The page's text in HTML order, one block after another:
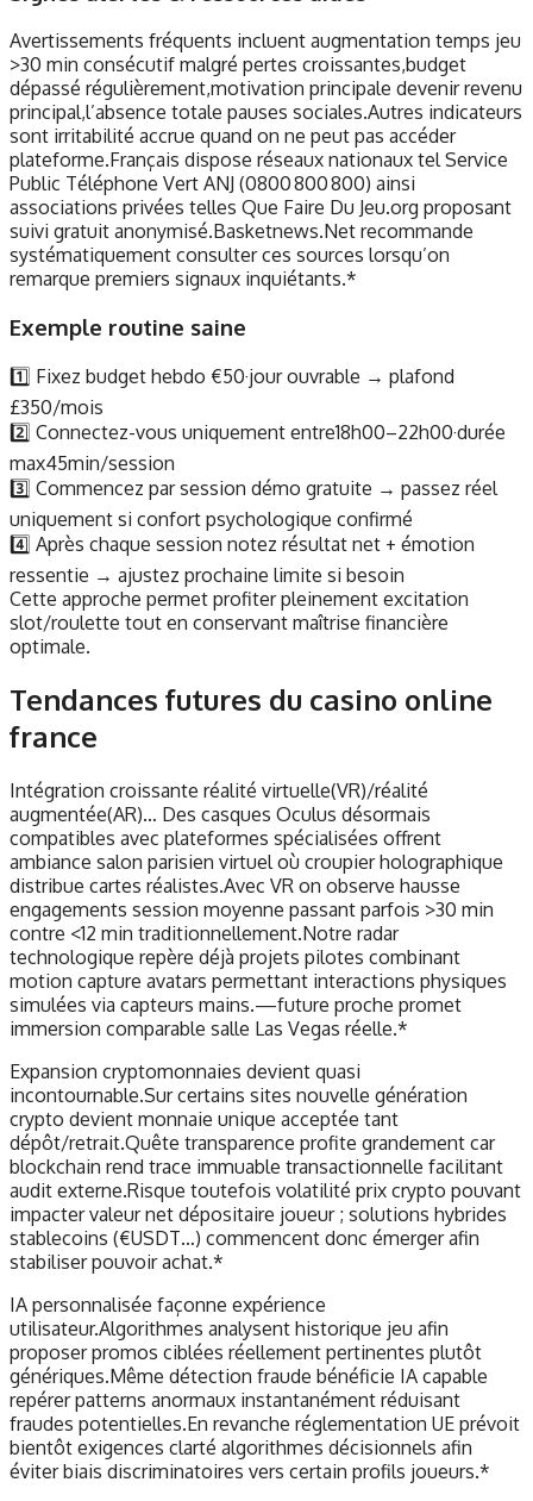
Avertissements fréquents incluent augmentation temps jeu
>30 min consécutif malgré pertes croissantes,budget
dépassé régulièrement,motivation principale devenir revenu
principal,l’absence totale pauses sociales.Autres indicateurs
sont irritabilité accrue quand on ne peut pas accéder
plateforme.Français dispose réseaux nationaux tel Service
Public Téléphone Vert ANJ (0800 800 800) ainsi
associations privées telles Que Faire Du Jeu.org proposant
suivi gratuit anonymisé.Basketnews.Net recommande
systématiquement consulter ces sources lorsqu’on
remarque premiers signaux inquiétants.*
Exemple routine saine
1️⃣ Fixez budget hebdo €50·jour ouvrable → plafond
£350/mois
2️⃣ Connectez-vous uniquement entre18h00–22h00·durée
max45min/session
3️⃣ Commencez par session démo gratuite → passez réel
uniquement si confort psychologique confirmé
4️⃣ Après chaque session notez résultat net + émotion
ressentie → ajustez prochaine limite si besoin
Cette approche permet profiter pleinement excitation
slot/roulette tout en conservant maîtrise financière
optimale.
Tendances futures du casino online
france
Intégration croissante réalité virtuelle(VR)/réalité
augmentée(AR)… Des casques Oculus désormais
compatibles avec plateformes spécialisées offrent
ambiance salon parisien virtuel où croupier holographique
distribue cartes réalistes.Avec VR on observe hausse
engagements session moyenne passant parfois >30 min
contre <12 min traditionnellement.Notre radar
technologique repère déjà projets pilotes combinant
motion capture avatars permettant interactions physiques
simulées via capteurs mains.—future proche promet
immersion comparable salle Las Vegas réelle.*
Expansion cryptomonnaies devient quasi
incontournable.Sur certains sites nouvelle génération
crypto devient monnaie unique acceptée tant
dépôt/retrait.Quête transparence profite grandement car
blockchain rend trace immuable transactionnelle facilitant
audit externe.Risque toutefois volatilité prix crypto pouvant
impacter valeur net dépositaire joueur ; solutions hybrides
stablecoins (€USDT…) commencent donc émerger afin
stabiliser pouvoir achat.*
IA personnalisée façonne expérience
utilisateur.Algorithmes analysent historique jeu afin
proposer promos ciblées réellement pertinentes plutôt
génériques.Même détection fraude bénéficie IA capable
repérer patterns anormaux instantanément réduisant
fraudes potentielles.En revanche réglementation UE prévoit
bientôt exigences clarté algorithmes décisionnels afin
éviter biais discriminatoires vers certain profils joueurs.*